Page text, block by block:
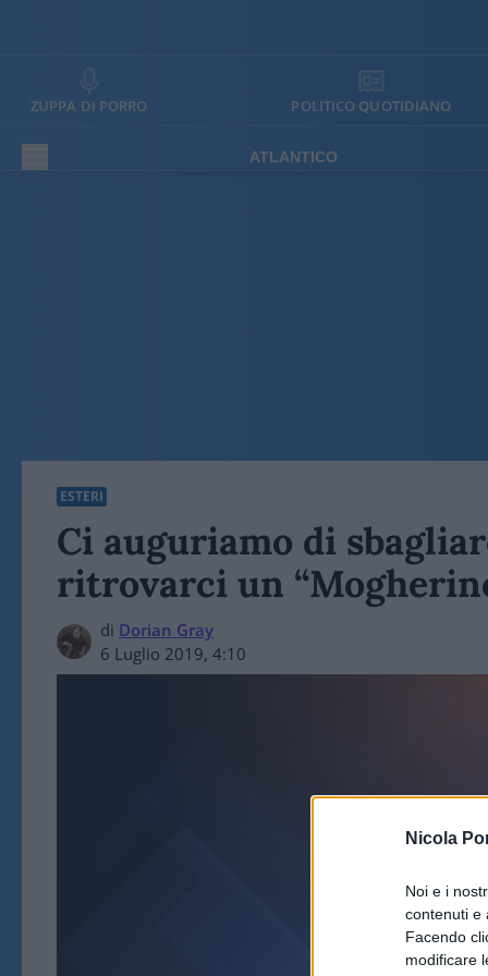
Nicola
Noi e i
contenuti e
Facendo
modificare
ZUPPA DI PORRO POLITICO QUOTIDIANO
ATLANTICO
ESTERI
Ci auguriamo di
ritrovarci un
di Dorian Gray
6 Luglio 2019, 4:10
ESTERI /